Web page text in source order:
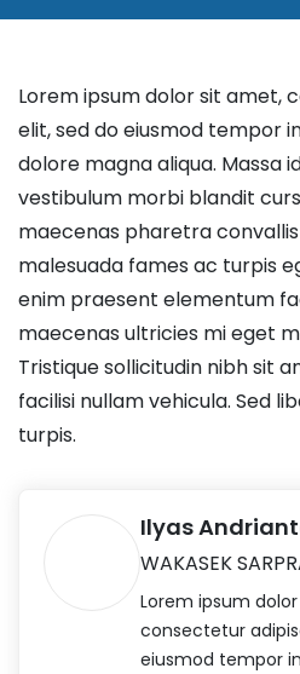
Lorem ipsum dolor sit amet,
elit, sed do eiusmod tempor
dolore magna aliqua. Massa
vestibulum morbi blandit
maecenas pharetra
malesuada fames ac turpis
enim praesent elementum
maecenas ultricies mi eget
Tristique sollicitudin nibh sit
facilisi nullam vehicula. Sed
turpis.
Ilyas
WAKASEK
Lorem ipsum
consectetur
eiusmod tempor